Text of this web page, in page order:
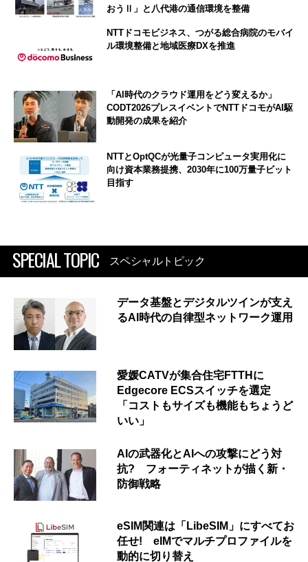
おうⅡ」と八代港の通信環境を整備
NTTドコモビジネス、つがる総合病院のモバイ
ル環境整備と地域医療DXを推進
「AI時代のクラウド運用をどう変えるか」
CODT2026プレスイベントでNTTドコモがAI駆
動開発の成果を紹介
NTTとOptQCが光量子コンピュータ実用化に
向け資本業務提携、2030年に100万量子ビット
目指す
SPECIAL TOPIC スペシャルトピック
データ基盤とデジタルツインが支え
るAI時代の自律型ネットワーク運用
愛媛CATVが集合住宅FTTHに
Edgecore ECSスイッチを選定
「コストもサイズも機能もちょうど
いい」
AIの武器化とAIへの攻撃にどう対
抗? フォーティネットが描く新・
防御戦略
eSIM関連は「LibeSIM」にすべてお
任せ! eIMでマルチプロファイルを
動的に切り替え